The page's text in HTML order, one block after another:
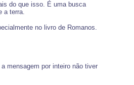
do que isso. É uma busca
a terra.
no livro de Romanos.
mensagem por inteiro não tiver